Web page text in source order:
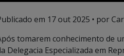
em 17 out 2025 • por
tomarem conhecimento de
Delegacia Especializada em